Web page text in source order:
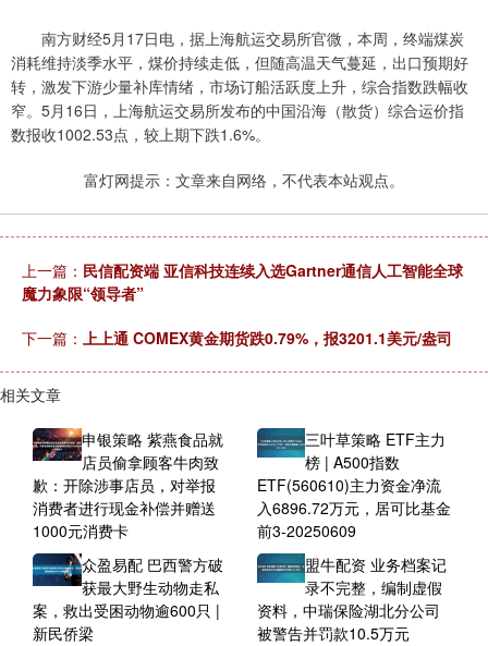
南方财经5月17日电，据上海航运交易所官微，本周，终端煤炭
消耗维持淡季水平，煤价持续走低，但随高温天气蔓延，出口预期好
转，激发下游少量补库情绪，市场订船活跃度上升，综合指数跌幅收
窄。5月16日，上海航运交易所发布的中国沿海（散货）综合运价指
数报收1002.53点，较上期下跌1.6%。
富灯网提示：文章来自网络，不代表本站观点。
上一篇： 民信配资端 亚信科技连续入选Gartner通信人工智能全球
魔力象限“领导者”
下一篇： 上上通 COMEX黄金期货跌0.79%，报3201.1美元/盎司
相关文章
申银策略 紫燕食品就
店员偷拿顾客牛肉致
歉：开除涉事店员，对举报
消费者进行现金补偿并赠送
1000元消费卡
三叶草策略 ETF主力
榜 | A500指数
ETF(560610)主力资金净流
入6896.72万元，居可比基金
前3-20250609
众盈易配 巴西警方破
获最大野生动物走私
案，救出受困动物逾600只 |
新民侨梁
盟牛配资 业务档案记
录不完整，编制虚假
资料，中瑞保险湖北分公司
被警告并罚款10.5万元